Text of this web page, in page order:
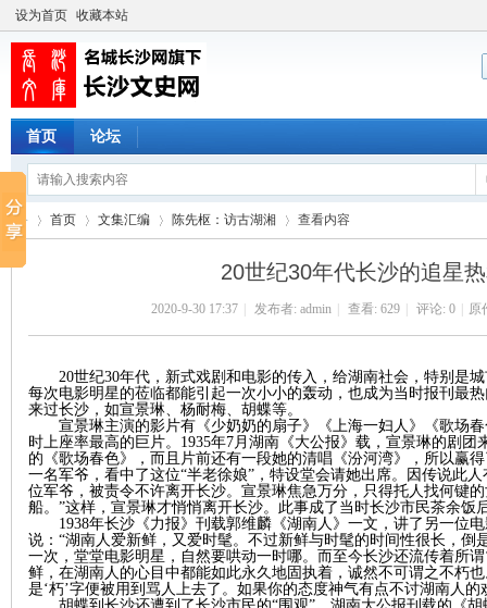
设为首页 收藏本站
首页 论坛
首页 文集汇编
›
陈先枢：访古湖湘
›
查看内容
20世纪30年代长沙的追星
2020-9-30 17:37 发布者: admin 查看: 629 评论: 0 原
20世纪30年代 ，新式戏剧和电影的传入，给湖南社会，特别是
每次电影明星的莅临都能引起一次小小的轰动，也成为当时报刊最
来过长沙 ，如宣景琳、 杨耐梅、 胡蝶等。
宣景琳主演的影片有《少奶奶的扇子》《上海一妇人》《歌场
时上座率最高的巨片。 1935年7月湖南《大公报》载，宣景琳的剧
的《歌场春色》，而且片前还有一段她的清唱《汾河湾》，所以赢
一名军爷，看中了这位“半老徐娘”，特设堂会请她出席。因传说此
位军爷，被责令不许离开长沙。宣景琳焦急万分，只得托人找何键
船。”这样，宣景琳才悄悄离开长沙。此事成了当时长沙市民茶余饭
1938年长沙《力报》刊载郭维麟《湖南人》一文，讲了另一位
说： “湖南人爱新鲜，又爱时髦。不过新鲜与时髦的时间性很长，倒
一次，堂堂电影明星，自然要哄动一时哪。而至今长沙还流传着所谓
鲜，在湖南人的心目中都能如此永久地固执着，诚然不可谓之不朽
是‘朽’字便被用到骂人上去了。如果你的态度神气有点不讨湖南人的